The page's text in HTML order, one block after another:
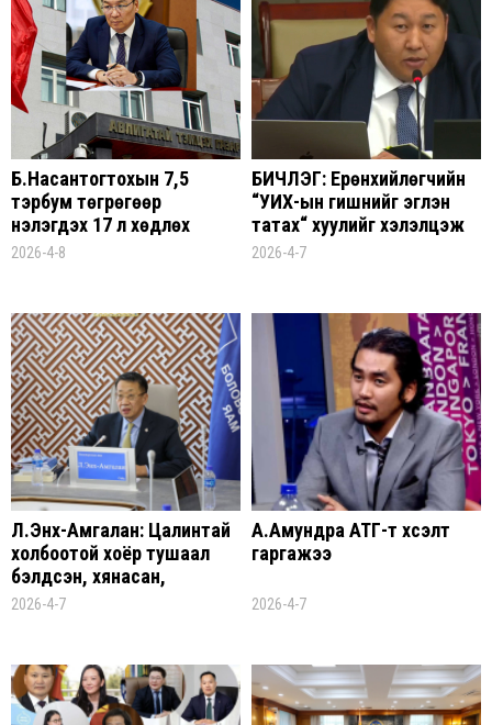
Б.Насантогтохын 7,5
тэрбум төгрөгөөр
үнэлэгдэх 17 үл хөдлөх
хөрөнгө, гурван тээврийн
2026-4-8
БИЧЛЭГ: Ерөнхийлөгчийн
“УИХ-ын гишүүнийг эгүүлэн
татах“ хуулийг хэлэлцэж
байна
2026-4-7
Л.Энх-Амгалан: Цалинтай
холбоотой хоёр тушаал
бэлдсэн, хянасан,
зөвшөөрсөн бүх хүнд
2026-4-7
А.Амундра АТГ-т хүсэлт
гаргажээ
2026-4-7